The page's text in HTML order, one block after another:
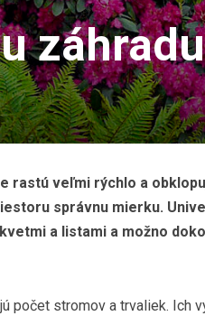
záhradu
rastú veľmi rýchlo a
správnu mierku.
a listami a možno
počet stromov a trvaliek. Ich